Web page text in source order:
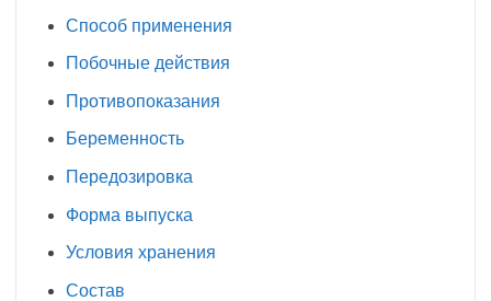
Способ применения
Побочные действия
Противопоказания
Беременность
Передозировка
Форма выпуска
Условия хранения
Состав